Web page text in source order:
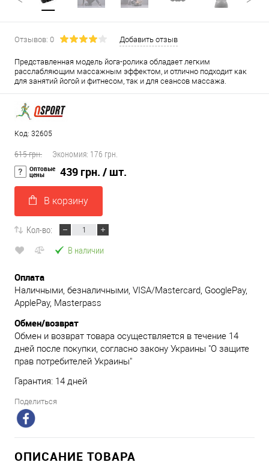
Отзывов: 0 Добавить отзыв
Представленная модель йога-ролика обладает легким
расслабляющим массажным эффектом, и отлично подходит как
для занятий йогой и фитнесом, так и для сеансов массажа.
Код: 32605
615 грн. Экономия: 176 грн.
Оптовые
цены 439 грн. / шт.
В корзину
Кол-во:
В наличии
Оплата
Наличными, безналичными, VISA/Mastercard, GooglePay,
ApplePay, Masterpass
Обмен/возврат
Обмен и возврат товара осуществляется в течение 14
дней после покупки, согласно закону Украины "О защите
прав потребителей Украины"
Гарантия: 14 дней
Поделиться
ОПИСАНИЕ ТОВАРА